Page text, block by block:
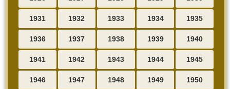
1931 1932 1933 1934 1935
1936 1937 1938 1939 1940
1941 1942 1943 1944 1945
1946 1947 1948 1949 1950